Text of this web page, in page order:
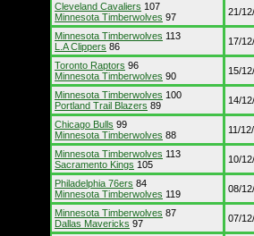
Cleveland Cavaliers 107
Minnesota Timberwolves 97 21/
Minnesota Timberwolves 113
L.A Clippers 86 17/
Toronto Raptors 96
Minnesota Timberwolves 90 15/
Minnesota Timberwolves 100
Portland Trail Blazers 89 14/
Chicago Bulls 99
Minnesota Timberwolves 88 11/
Minnesota Timberwolves 113
Sacramento Kings 105 10/
Philadelphia 76ers 84
Minnesota Timberwolves 119 08/
Minnesota Timberwolves 87
Dallas Mavericks 97 07/